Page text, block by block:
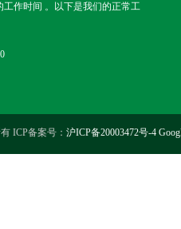
作时间 。以下是我们的正常工
ICP备案号： 沪ICP备20003472号-4